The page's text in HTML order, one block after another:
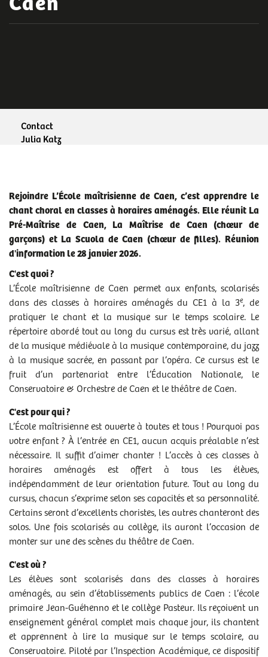
Contact
Julia Katz
02 31 30 48 09
j.katz@caen.fr
Rejoindre L’École maîtrisienne de Caen, c’est apprendre le
chant choral en classes à horaires aménagés. Elle réunit La
Pré-Maîtrise de Caen, La Maîtrise de Caen (chœur de
garçons) et La Scuola de Caen (chœur de filles). Réunion
d'information le 28 janvier 2026.
C'est quoi ?
L’École maîtrisienne de Caen permet aux enfants, scolarisés
dans des classes à horaires aménagés du CE1 à la 3e, de
pratiquer le chant et la musique sur le temps scolaire. Le
répertoire abordé tout au long du cursus est très varié, allant
de la musique médiévale à la musique contemporaine, du jazz
à la musique sacrée, en passant par l’opéra. Ce cursus est le
fruit d’un partenariat entre l’Éducation Nationale, le
Conservatoire & Orchestre de Caen et le théâtre de Caen.
C'est pour qui ?
L’École maîtrisienne est ouverte à toutes et tous ! Pourquoi pas
votre enfant ? À l’entrée en CE1, aucun acquis préalable n’est
nécessaire. Il suffit d’aimer chanter ! L’accès à ces classes à
horaires aménagés est offert à tous les élèves,
indépendamment de leur orientation future. Tout au long du
cursus, chacun s’exprime selon ses capacités et sa personnalité.
Certains seront d’excellents choristes, les autres chanteront des
solos. Une fois scolarisés au collège, ils auront l’occasion de
monter sur une des scènes du théâtre de Caen.
C'est où ?
Les élèves sont scolarisés dans des classes à horaires
aménagés, au sein d’établissements publics de Caen : l’école
primaire Jean-Guéhenno et le collège Pasteur. Ils reçoivent un
enseignement général complet mais chaque jour, ils chantent
et apprennent à lire la musique sur le temps scolaire, au
Conservatoire. Piloté par l’Inspection Académique, ce dispositif